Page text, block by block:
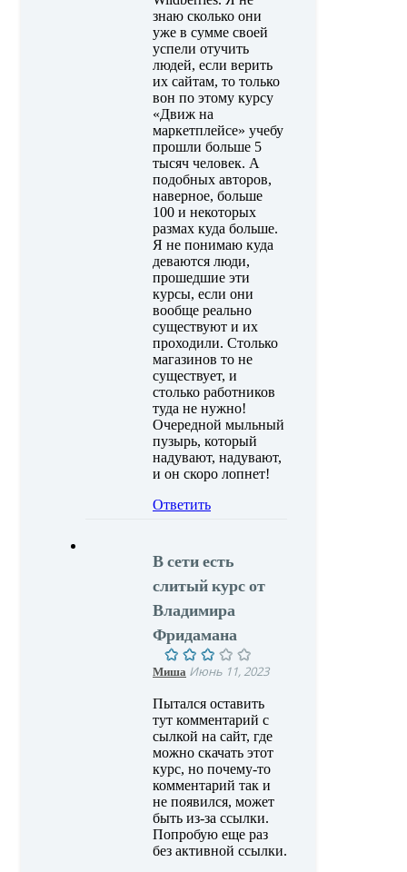
знаю сколько они
уже в сумме своей
успели отучить
людей, если верить
их сайтам, то только
вон по этому курсу
«Движ на
маркетплейсе» учебу
прошли больше 5
тысяч человек. А
подобных авторов,
наверное, больше
100 и некоторых
размах куда больше.
Я не понимаю куда
деваются люди,
прошедшие эти
курсы, если они
вообще реально
существуют и их
проходили. Столько
магазинов то не
существует, и
столько работников
туда не нужно!
Очередной мыльный
пузырь, который
надувают, надувают,
и он скоро лопнет!
Ответить
В сети есть
слитый курс от
Владимира
Фридамана
Миша Июнь 11, 2023
Пытался оставить
тут комментарий с
сылкой на сайт, где
можно скачать этот
курс, но почему-то
комментарий так и
не появился, может
быть из-за ссылки.
Попробую еще раз
без активной ссылки.